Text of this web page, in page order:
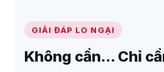
Đối chiếu giữa MISA và Excel
Bài tập kiểm tra từng chương
GIẢI ĐÁP LO NGẠI
Không cần... Chỉ